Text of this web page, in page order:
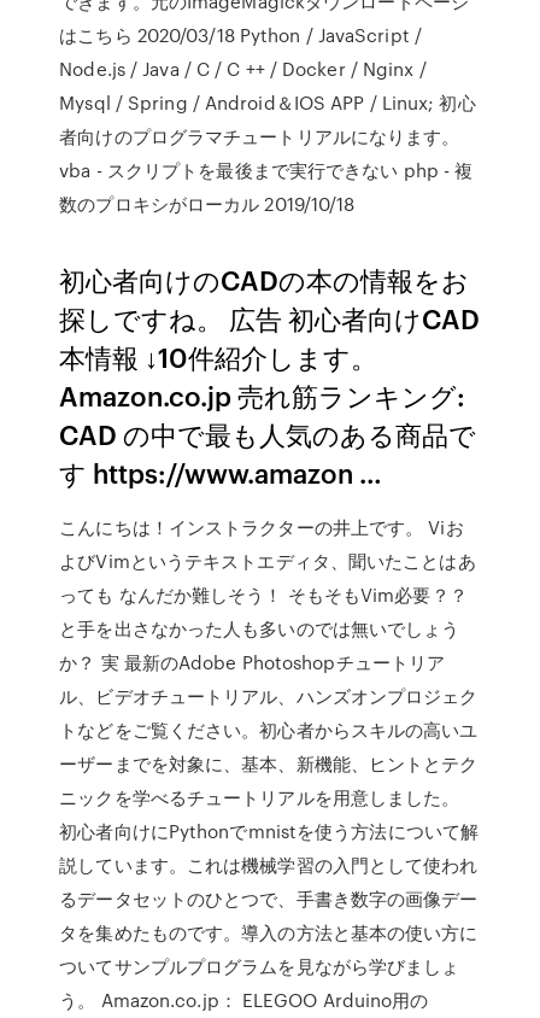
はこちら 2020/03/18 Python / JavaScript /
Node.js / Java / C / C ++ / Docker / Nginx /
Mysql / Spring / Android＆IOS APP / Linux; 初心
者向けのプログラマチュートリアルになります。
vba - スクリプトを最後まで実行できない php - 複
数のプロキシがローカル 2019/10/18
初心者向けのCADの本の情報をお
探しですね。 広告 初心者向けCAD
本情報 ↓10件紹介します。
Amazon.co.jp 売れ筋ランキング:
CAD の中で最も人気のある商品で
す https://www.amazon …
こんにちは！インストラクターの井上です。 Viお
よびVimというテキストエディタ、聞いたことはあ
っても なんだか難しそう！ そもそもVim必要？？
と手を出さなかった人も多いのでは無いでしょう
か？ 実 最新のAdobe Photoshopチュートリア
ル、ビデオチュートリアル、ハンズオンプロジェク
トなどをご覧ください。初心者からスキルの高いユ
ーザーまでを対象に、基本、新機能、ヒントとテク
ニックを学べるチュートリアルを用意しました。
初心者向けにPythonでmnistを使う方法について解
説しています。これは機械学習の入門として使われ
るデータセットのひとつで、手書き数字の画像デー
タを集めたものです。導入の方法と基本の使い方に
ついてサンプルプログラムを見ながら学びましょ
う。 Amazon.co.jp： ELEGOO Arduino用の